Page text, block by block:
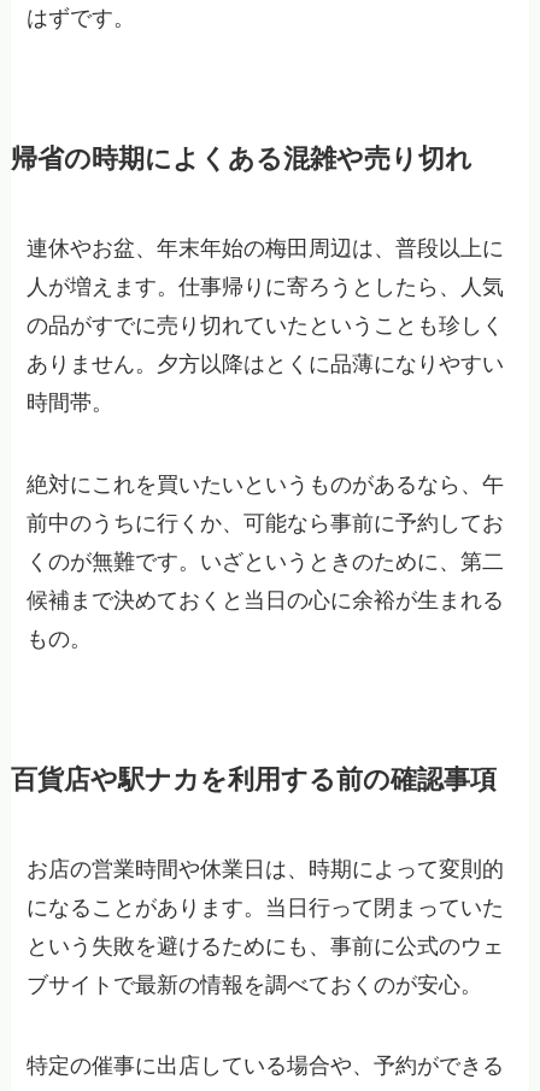
はずです。
帰省の時期によくある混雑や売り切れ
連休やお盆、年末年始の梅田周辺は、普段以上に
人が増えます。仕事帰りに寄ろうとしたら、人気
の品がすでに売り切れていたということも珍しく
ありません。夕方以降はとくに品薄になりやすい
時間帯。
絶対にこれを買いたいというものがあるなら、午
前中のうちに行くか、可能なら事前に予約してお
くのが無難です。いざというときのために、第二
候補まで決めておくと当日の心に余裕が生まれる
もの。
百貨店や駅ナカを利用する前の確認事項
お店の営業時間や休業日は、時期によって変則的
になることがあります。当日行って閉まっていた
という失敗を避けるためにも、事前に公式のウェ
ブサイトで最新の情報を調べておくのが安心。
特定の催事に出店している場合や、予約ができる